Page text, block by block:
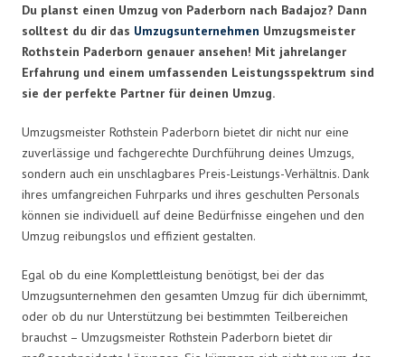
Du planst einen Umzug von Paderborn nach Badajoz? Dann
solltest du dir das Umzugsunternehmen Umzugsmeister
Rothstein Paderborn genauer ansehen! Mit jahrelanger
Erfahrung und einem umfassenden Leistungsspektrum sind
sie der perfekte Partner für deinen Umzug.
Umzugsmeister Rothstein Paderborn bietet dir nicht nur eine
zuverlässige und fachgerechte Durchführung deines Umzugs,
sondern auch ein unschlagbares Preis-Leistungs-Verhältnis. Dank
ihres umfangreichen Fuhrparks und ihres geschulten Personals
können sie individuell auf deine Bedürfnisse eingehen und den
Umzug reibungslos und effizient gestalten.
Egal ob du eine Komplettleistung benötigst, bei der das
Umzugsunternehmen den gesamten Umzug für dich übernimmt,
oder ob du nur Unterstützung bei bestimmten Teilbereichen
brauchst – Umzugsmeister Rothstein Paderborn bietet dir